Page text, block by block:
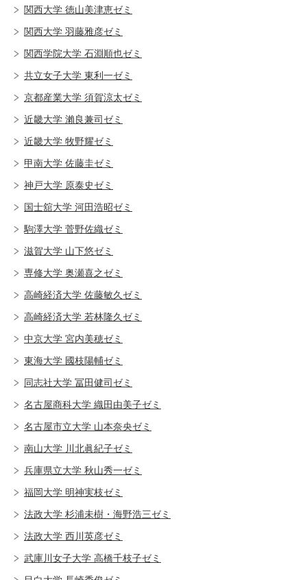
関西大学 徳山美津恵ゼミ
関西大学 羽藤雅彦ゼミ
関西学院大学 石淵順也ゼミ
共立女子大学 東利一ゼミ
京都産業大学 須賀涼太ゼミ
近畿大学 瀨良兼司ゼミ
近畿大学 牧野耀ゼミ
甲南大学 佐藤圭ゼミ
神戸大学 原泰史ゼミ
国士舘大学 河田浩昭ゼミ
駒澤大学 菅野佐織ゼミ
滋賀大学 山下悠ゼミ
専修大学 奥瀬喜之ゼミ
高崎経済大学 佐藤敏久ゼミ
高崎経済大学 若林隆久ゼミ
中京大学 宮内美穂ゼミ
東海大学 國枝陽輔ゼミ
同志社大学 冨田健司ゼミ
名古屋商科大学 織田由美子ゼミ
名古屋市立大学 山本奈央ゼミ
南山大学 川北眞紀子ゼミ
兵庫県立大学 秋山秀一ゼミ
福岡大学 明神実枝ゼミ
法政大学 杉浦未樹・海野浩三ゼミ
法政大学 西川英彦ゼミ
武庫川女子大学 高橋千枝子ゼミ